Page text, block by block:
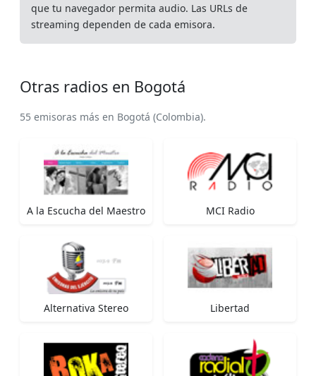
que tu navegador permita audio. Las URLs de
streaming dependen de cada emisora.
Otras radios en Bogotá
55 emisoras más en Bogotá (Colombia).
A la Escucha del Maestro MCI Radio
Alternativa Stereo Libertad